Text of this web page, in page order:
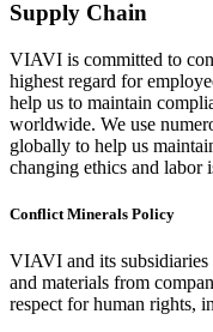
Supply Chain
VIAVI is committed to
highest regard for
help us to maintain
worldwide. We use
globally to help us
changing ethics and labor
Conflict Minerals Policy
VIAVI and its subsidiaries
and materials from
respect for human rights,